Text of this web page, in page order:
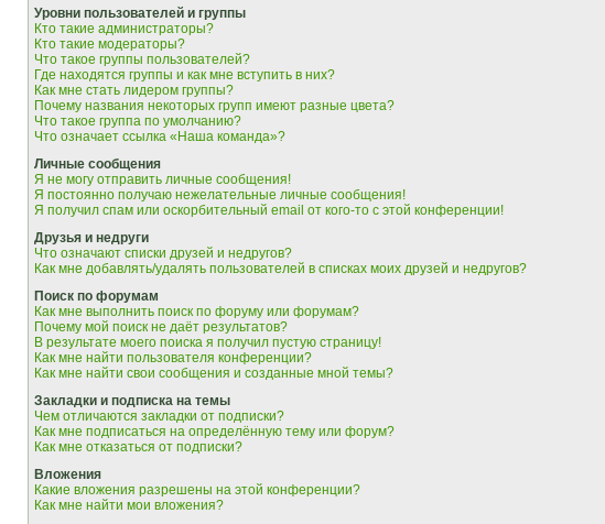
Уровни пользователей и группы
Кто такие администраторы?
Кто такие модераторы?
Что такое группы пользователей?
Где находятся группы и как мне вступить в них?
Как мне стать лидером группы?
Почему названия некоторых групп имеют разные цвета?
Что такое группа по умолчанию?
Что означает ссылка «Наша команда»?
Личные сообщения
Я не могу отправить личные сообщения!
Я постоянно получаю нежелательные личные сообщения!
Я получил спам или оскорбительный email от кого-то с этой конференции!
Друзья и недруги
Что означают списки друзей и недругов?
Как мне добавлять/удалять пользователей в списках моих друзей и недругов?
Поиск по форумам
Как мне выполнить поиск по форуму или форумам?
Почему мой поиск не даёт результатов?
В результате моего поиска я получил пустую страницу!
Как мне найти пользователя конференции?
Как мне найти свои сообщения и созданные мной темы?
Закладки и подписка на темы
Чем отличаются закладки от подписки?
Как мне подписаться на определённую тему или форум?
Как мне отказаться от подписки?
Вложения
Какие вложения разрешены на этой конференции?
Как мне найти мои вложения?